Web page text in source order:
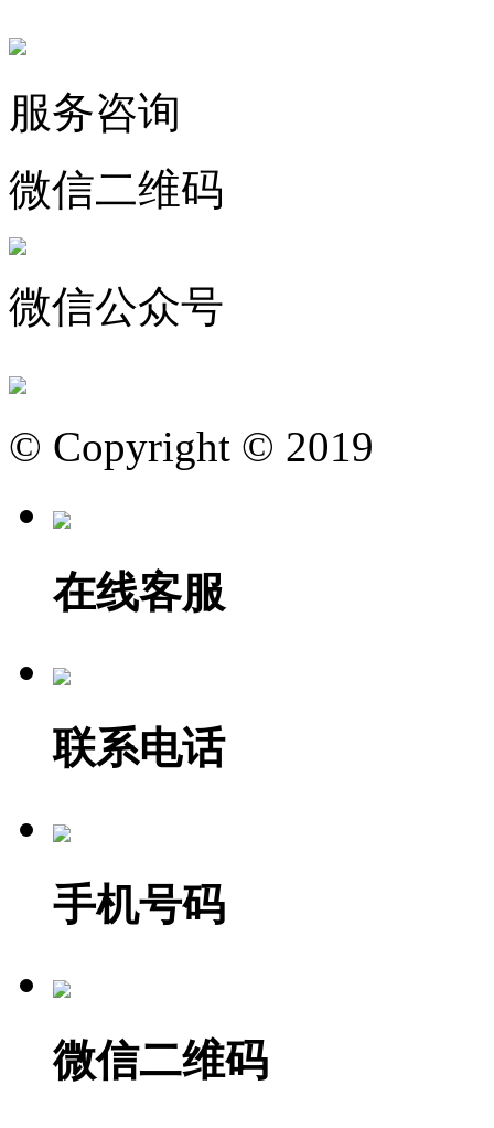
服务咨询
微信二维码
微信公众号
© Copyright © 2019
在线客服
联系电话
手机号码
微信二维码